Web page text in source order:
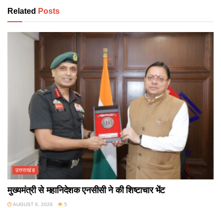
Related Posts
उत्तराखंड
मुख्यमंत्री से महानिदेशक एनसीसी ने की शिष्टाचार भेंट
AUGUST 6, 2026 5